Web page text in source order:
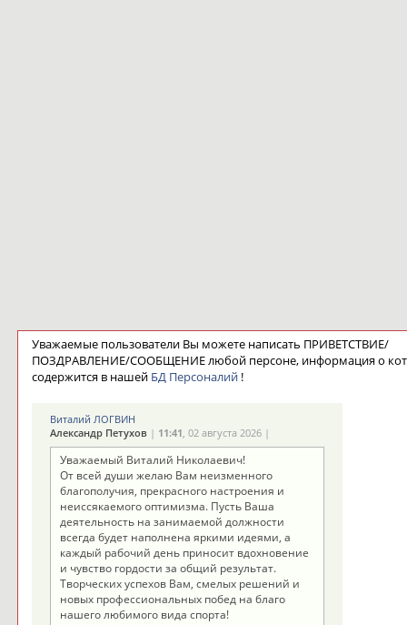
Уважаемые пользователи Вы можете написать ПРИВЕТСТВИЕ/
ПОЗДРАВЛЕНИЕ/СООБЩЕНИЕ любой персоне, информация о
содержится в нашей БД Персоналий!
Виталий ЛОГВИН
Александр Петухов| 11:41, 02 августа 2026 |
Уважаемый Виталий Николаевич!
От всей души желаю Вам неизменного
благополучия, прекрасного настроения и
неиссякаемого оптимизма. Пусть Ваша
деятельность на занимаемой должности
всегда будет наполнена яркими идеями, а
каждый рабочий день приносит вдохновение
и чувство гордости за общий результат.
Творческих успехов Вам, смелых решений и
новых профессиональных побед на благо
нашего любимого вида спорта!